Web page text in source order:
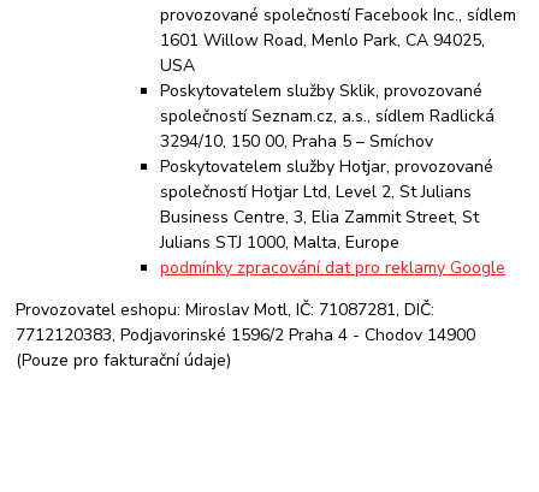
provozované společností Facebook Inc., sídlem
1601 Willow Road, Menlo Park, CA 94025,
USA
Poskytovatelem služby Sklik, provozované
společností Seznam.cz, a.s., sídlem Radlická
3294/10, 150 00, Praha 5 – Smíchov
Poskytovatelem služby Hotjar, provozované
společností Hotjar Ltd, Level 2, St Julians
Business Centre, 3, Elia Zammit Street, St
Julians STJ 1000, Malta, Europe
podmínky zpracování dat pro reklamy Google
Provozovatel eshopu: Miroslav Motl, IČ: 71087281, DIČ:
7712120383, Podjavorinské 1596/2 Praha 4 - Chodov 14900
(Pouze pro fakturační údaje)